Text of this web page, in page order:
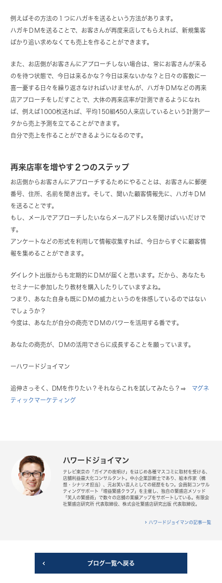
例えばその方法の１つにハガキを送るという方法があります。
ハガキＤＭを送ることで、お客さんが再度来店してもらえれば、新規集客
ばかり追い求めなくても売上を作ることができます。
また、お店側がお客さんにアプローチしない場合は、常にお客さんが来る
のを待つ状態で、今日は来るかな？今日は来ないかな？と日々の客数に一
喜一憂する日々を繰り返さなければいけませんが、ハガキＤＭなどの再来
店アプローチをしだすことで、大体の再来店率が計測できるようになれ
ば、例えば1000枚送れば、平均150組450人来店しているという計測デー
タから売上予測を立てることができます。
自分で売上を作ることができるようになるのです。
再来店率を増やす２つのステップ
お店側からお客さんにアプローチするためにやることは、お客さんに郵便
番号、住所、名前を聞き出す。そして、聞いた顧客情報先に、ハガキＤＭ
を送ることです。
もし、メールでアプローチしたいならメールアドレスを聞けばいいだけで
す。
アンケートなどの形式を利用して情報収集すれば、今日からすぐに顧客情
報を集めることができます。
ダイレクト出版からも定期的にＤＭが届くと思います。だから、あなたも
セミナーに参加したり教材を購入したりしていますよね。
つまり、あなた自身も既にＤＭの威力というのを体感しているのではない
でしょうか？
今度は、あなたが自分の商売でＤＭのパワーを活用する番です。
あなたの商売が、ＤＭの活用でさらに成長することを願っています。
ーハワードジョイマン
追伸さっそく、DMを作りたい？それならこれを試してみたら？⇒ マグネ
ティックマーケティング
ハワードジョイマン
テレビ東京の「ガイアの夜明け」をはじめ各種マスコミに取材を受ける、
店舗利益最大化コンサルタント。中小企業診断士であり、絵本作家（構
想・シナリオ担当）、元お笑い芸人としての経歴をもつ。会員制コンサル
ティングサポート「増益繁盛クラブ」を主催し、独自の繁盛店メソッド
「笑人の繁盛術」で数々の店舗の業績アップをサポートしている。有限会
社繁盛店研究所 代表取締役、株式会社繁盛店研究出版 代表取締役。
ハワードジョイマンの記事一覧
ブログ一覧へ戻る